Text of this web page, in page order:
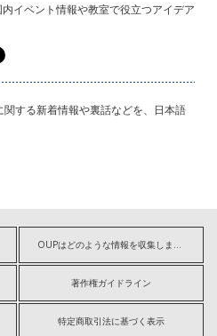
イベント情報や教室で役立つアイデア
する新着情報や裏話などを、日本語
著作権ガイドライン
特定商取引法に基づく表示